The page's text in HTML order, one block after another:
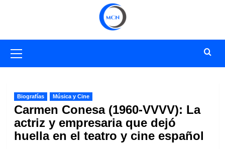
primario
Biografías Música y Cine
Carmen Conesa (1960-VVVV): La
actriz y empresaria que dejó
huella en el teatro y cine español